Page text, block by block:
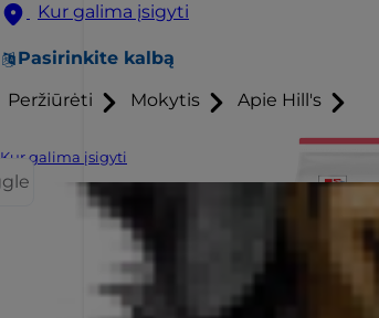
Kur galima įsigyti
Pasirinkite kalbą
Peržiūrėti Mokytis Apie Hill's
Kur galima įsigyti